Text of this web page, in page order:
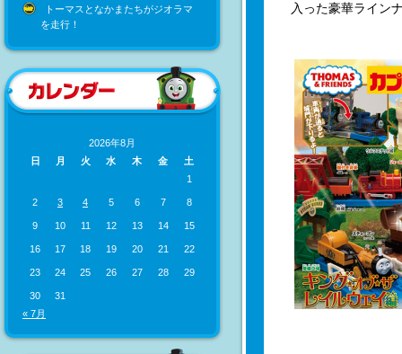
トーマスとなかまたちがジオラマ
を走行！
2026年8月
日
月 火 水 木 金
土
1
2 3 4 5 6 7 8
9 10 11 12 13 14 15
16 17 18 19 20 21 22
23 24 25 26 27 28 29
30
31
« 7月
入った豪華ライン